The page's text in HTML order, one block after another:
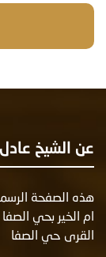
عن الشيخ عادل
هذه الصفحة
ام الخير بحي
القرى حي الصفا